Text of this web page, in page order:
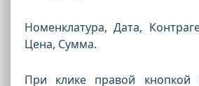
Номенклатура, Дата,
Цена, Сумма.
При клике правой